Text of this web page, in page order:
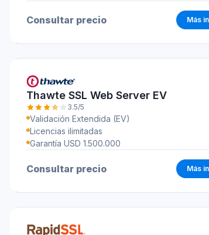
Consultar precio Más
Thawte SSL Web Server EV
3.5/5
Validación Extendida (EV)
Licencias ilimitadas
Garantía USD 1.500.000
Consultar precio Más